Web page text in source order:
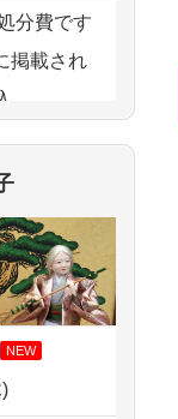
込み
込み
込み
も利用さ
手続...
してくだ
から可愛
の雛人形
声を読
分費です
掲載され
る七段飾
たいので
養・処分
？
NEW